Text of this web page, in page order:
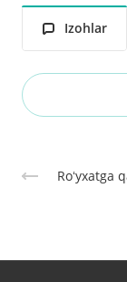
Izohlar
Roʻyxatga